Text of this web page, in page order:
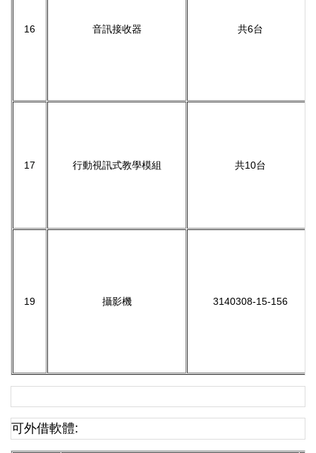
16 音訊接收器 共6台
17 行動視訊式教學模組 共10台
19 攝影機 3140308-15-156
可外借軟體: